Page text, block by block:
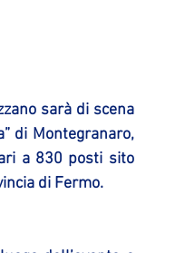
sarà di scena
di Montegranaro,
a 830 posti sito
di Fermo.